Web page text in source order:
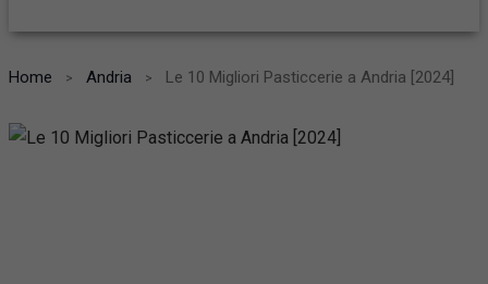
Home Andria Le 10 Migliori Pasticcerie a Andria [2024]